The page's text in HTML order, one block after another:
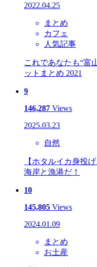
2022.04.25
まとめ
カフェ
人気記事
これであなたも“富
ットまとめ 2021
9
146,287 Views
2025.03.23
自然
【ホタルイカ身投
海岸と漁港だ！
10
145,805 Views
2024.01.09
まとめ
お土産